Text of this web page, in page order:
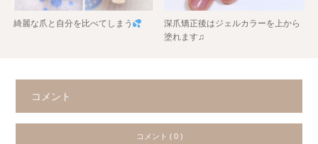
綺麗な爪と自分を比べてしまう
深爪矯正後はジェルカラーを上から
塗れます♫
コメント
コメント ( 0 )